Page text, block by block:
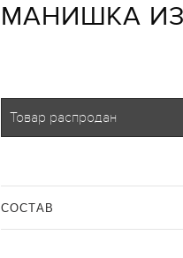
МАНИШКА
Товар распродан
CОСТАВ